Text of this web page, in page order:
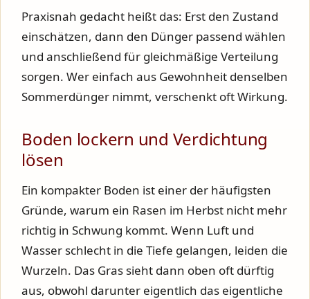
Praxisnah gedacht heißt das: Erst den Zustand
einschätzen, dann den Dünger passend wählen
und anschließend für gleichmäßige Verteilung
sorgen. Wer einfach aus Gewohnheit denselben
Sommerdünger nimmt, verschenkt oft Wirkung.
Boden lockern und Verdichtung
lösen
Ein kompakter Boden ist einer der häufigsten
Gründe, warum ein Rasen im Herbst nicht mehr
richtig in Schwung kommt. Wenn Luft und
Wasser schlecht in die Tiefe gelangen, leiden die
Wurzeln. Das Gras sieht dann oben oft dürftig
aus, obwohl darunter eigentlich das eigentliche